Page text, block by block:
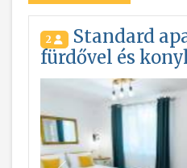
2
Standard
fürdővel és